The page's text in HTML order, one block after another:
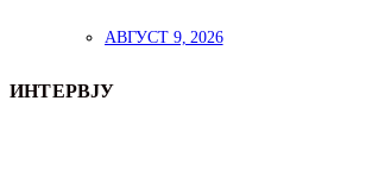
АВГУСТ 9, 2026
ИНТЕРВЈУ